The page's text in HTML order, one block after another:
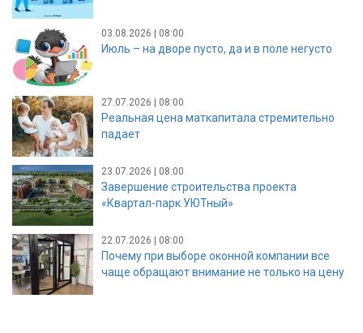
03.08.2026 | 08:00
Июль – на дворе пусто, да и в поле негусто
27.07.2026 | 08:00
Реальная цена маткапитала стремительно
падает
23.07.2026 | 08:00
Завершение строительства проекта
«Квартал-парк УЮТный»
22.07.2026 | 08:00
Почему при выборе оконной компании все
чаще обращают внимание не только на цену